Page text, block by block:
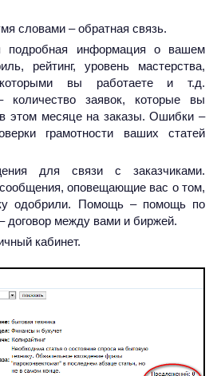
словами – обратная связь.
подробная информация о вашем
рейтинг, уровень мастерства,
вы работаете и т.д.
количество заявок, которые вы
этом месяце на заказы. Ошибки –
грамотности ваших статей
для связи с заказчиками.
оповещающие вас о том,
одобрили. Помощь – помощь по
договор между вами и биржей.
кабинет.